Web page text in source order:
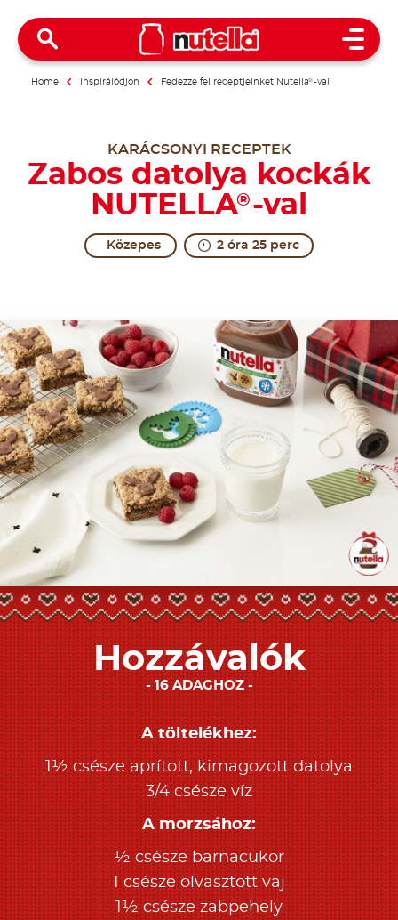
Open
Home Inspirálódjon Fedezze fel receptjeinket Nutella®-val
KARÁCSONYI RECEPTEK
Zabos datolya kockák
NUTELLA® -val
Közepes 2 óra 25 perc
Hozzávalók
16 ADAGHOZ
A töltelékhez:
1½ csésze aprított, kimagozott datolya
3/4 csésze víz
A morzsához:
½ csésze barnacukor
1 csésze olvasztott vaj
1½ csésze zabpehely